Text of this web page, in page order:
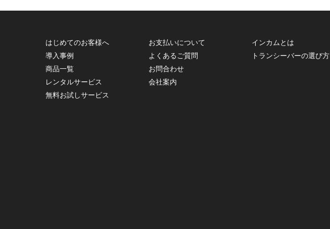
はじめてのお客様へ
導入事例
商品一覧
レンタルサービス
無料お試しサービス
お支払いについて
よくあるご質問
お問合わせ
会社案内
インカムとは
トランシーバーの選び方